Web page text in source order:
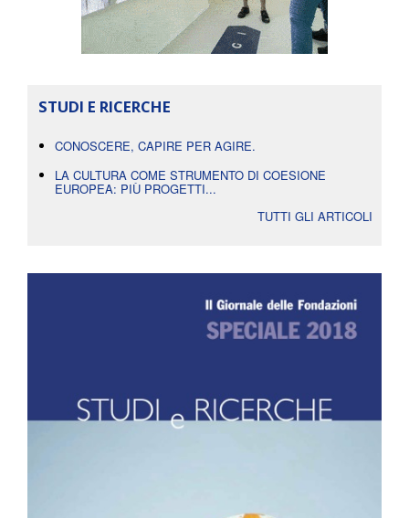
STUDI E RICERCHE
CONOSCERE, CAPIRE PER AGIRE.
LA CULTURA COME STRUMENTO DI COESIONE
EUROPEA: PIÙ PROGETTI...
TUTTI GLI ARTICOLI